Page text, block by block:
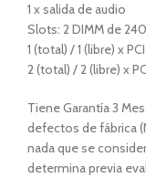
1 x salida de audio
Slots: 2 DIMM de
1 (total) / 1 (libre) x
2 (total) / 2 (libre) x
Tiene Garantía 3
defectos de fábrica
nada que se
determina previa